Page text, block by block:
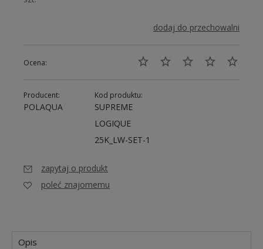
dodaj do przechowalni
Ocena:
Producent:
POLAQUA
Kod produktu:
SUPREME
LOGIQUE
25K_LW-SET-1
zapytaj o produkt
poleć znajomemu
Opis